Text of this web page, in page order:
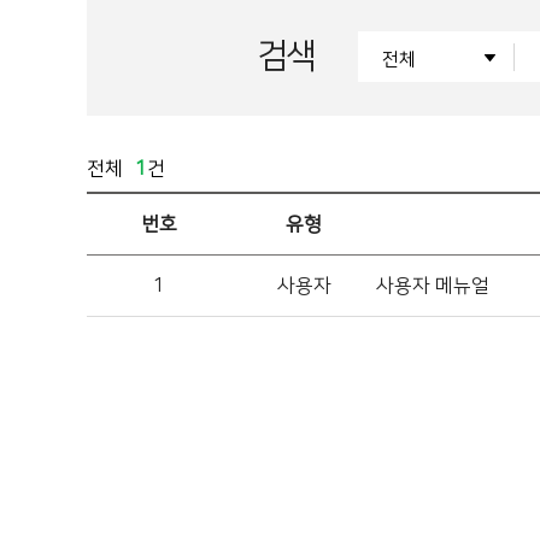
검색
전체 1 건
번호 유형
1 사용자 사용자 메뉴얼